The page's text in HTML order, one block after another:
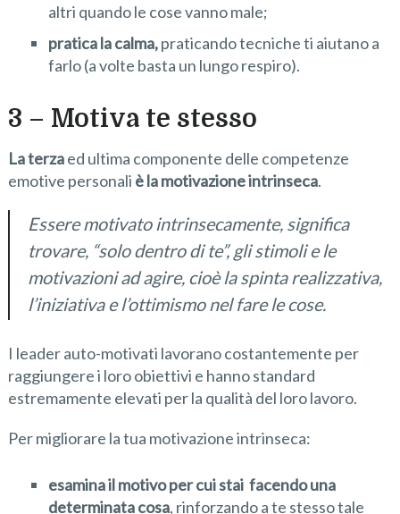
altri quando le cose vanno male;
pratica la calma,praticando tecniche ti aiutano a
farlo (a volte basta un lungo respiro).
3 – Motiva te stesso
La terzaed ultima componente delle competenze
emotive personali è la motivazione intrinseca.
Essere motivato intrinsecamente, significa
trovare, “solo dentro di te”, gli stimoli e le
motivazioni ad agire, cioè la spinta realizzativa,
l’iniziativa e l’ottimismo nel fare le cose.
I leader auto-motivati lavorano costantemente per
raggiungere i loro obiettivi e hanno standard
estremamente elevati per la qualità del loro lavoro.
Per migliorare la tua motivazione intrinseca:
esamina il motivo per cui stai facendo una
determinata cosa, rinforzando a te stesso tale